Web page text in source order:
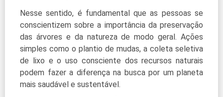
Nesse sentido, é fundamental que as pessoas se
conscientizem sobre a importância da preservação
das árvores e da natureza de modo geral. Ações
simples como o plantio de mudas, a coleta seletiva
de lixo e o uso consciente dos recursos naturais
podem fazer a diferença na busca por um planeta
mais saudável e sustentável.